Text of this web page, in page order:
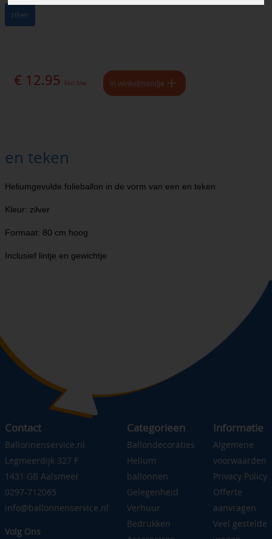
zilver
€ 12.95 Excl. btw In winkelmandje
en teken
Heliumgevulde folieballon in de vorm van een en teken
Kleur: zilver
Formaat: 80 cm hoog
Inclusief lintje en gewichtje
Contact
Ballonnenservice.nl
Legmeerdijk 327 F
1431 GB Aalsmeer
0297-712065
info@ballonnenservice.nl
Volg Ons
Categorieen
Ballondecoraties
Helium
ballonnen
Gelegenheid
Verhuur
Bedrukken
Informatie
Algemene
voorwaarden
Privacy Policy
Offerte
aanvragen
Veel gestelde